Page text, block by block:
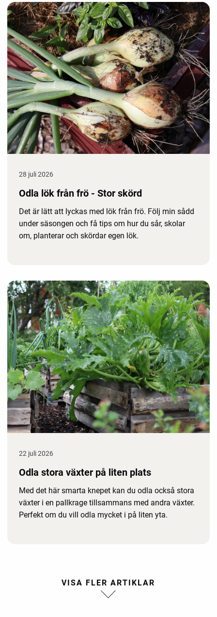
28 juli 2026
Odla lök från frö - Stor skörd
Det är lätt att lyckas med lök från frö. Följ min sådd
under säsongen och få tips om hur du sår, skolar
om, planterar och skördar egen lök.
22 juli 2026
Odla stora växter på liten plats
Med det här smarta knepet kan du odla också stora
växter i en pallkrage tillsammans med andra växter.
Perfekt om du vill odla mycket i på liten yta.